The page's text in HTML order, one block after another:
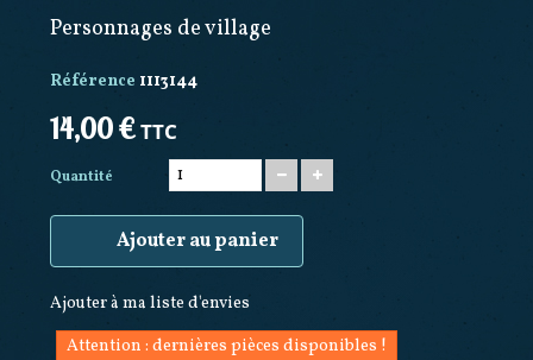
Personnages de village
Référence 1113144
14,00 €TTC
Quantité
Ajouter au panier
Ajouter à ma liste d'envies
Attention : dernières pièces disponibles !